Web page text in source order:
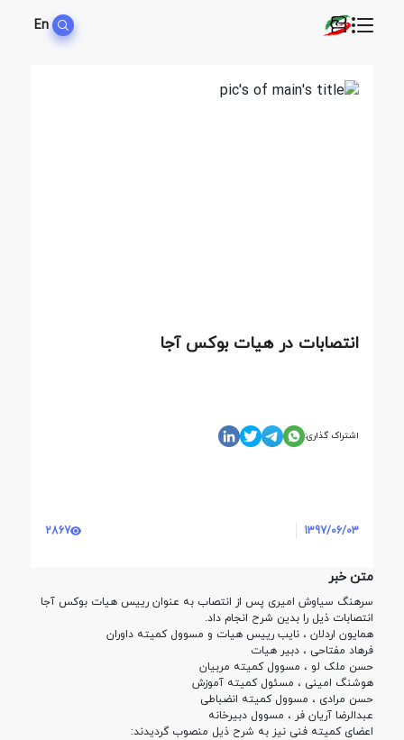
En
انتصابات در هیات بوکس آجا
اشتراک گذاری:
1397/06/03
2867
متن خبر
سرهنگ سیاوش امیری پس از انتصاب به عنوان رییس هیات بوکس آجا
انتصابات ذیل را بدین شرح انجام داد.
همایون اردلان ، نایب رییس هیات و مسوول کمیته داوران
فرهاد مفتاحی ، دبیر هیات
حسن ملک لو ، مسوول کمیته مربیان
هوشنگ امینی ، مسئول کمیته آموزش
حسن مرادی ، مسوول کمیته انضباطی
عبدالرضا آریان فر ، مسوول دبیرخانه
اعضای کمیته فنی نیز به شرح ذیل منصوب گردیدند: